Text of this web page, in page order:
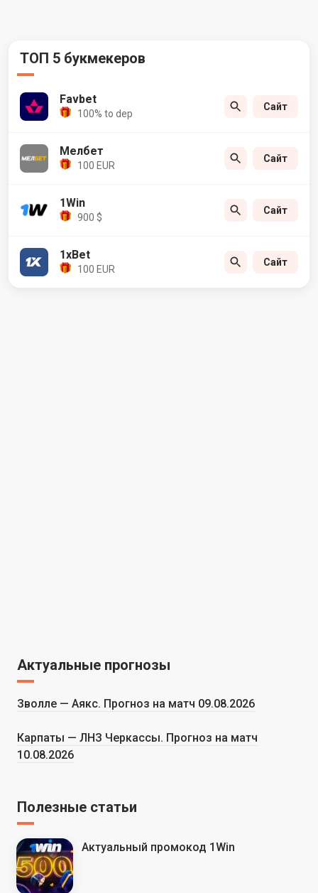
ТОП 5 букмекеров
Favbet
100% to dep
Сайт
Мелбет
100 EUR
Сайт
1Win
900 $
Сайт
1xBet
100 EUR
Сайт
Актуальные прогнозы
Зволле — Аякс. Прогноз на матч 09.08.2026
Карпаты — ЛНЗ Черкассы. Прогноз на матч
10.08.2026
Полезные статьи
Актуальный промокод 1Win